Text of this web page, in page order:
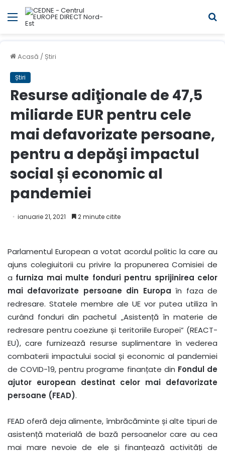
Meniul
Acasă / Știri
Știri
Resurse adiţionale de 47,5
miliarde EUR pentru cele
mai defavorizate persoane,
pentru a depăşi impactul
social și economic al
pandemiei
ianuarie 21, 2021 2 minute citite
Parlamentul European a votat acordul politic la care au
ajuns colegiuitorii cu privire la propunerea Comisiei de
a furniza mai multe fonduri pentru sprijinirea celor
mai defavorizate persoane din Europa în faza de
redresare. Statele membre ale UE vor putea utiliza în
curând fonduri din pachetul „Asistență în materie de
redresare pentru coeziune și teritoriile Europei” (REACT-
EU), care furnizează resurse suplimentare în vederea
combaterii impactului social și economic al pandemiei
de COVID-19, pentru programe finanțate din Fondul de
ajutor european destinat celor mai defavorizate
persoane (FEAD).
FEAD oferă deja alimente, îmbrăcăminte și alte tipuri de
asistență materială de bază persoanelor care au cea
mai mare nevoie de ele și finanțează activități de